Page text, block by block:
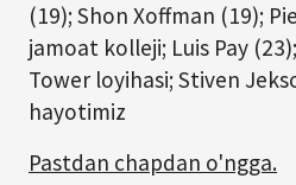
(19); Shon Xoffman (19);
jamoat kolleji; Luis Pay
Tower loyihasi; Stiven
hayotimiz
Pastdan chapdan o'ngga.